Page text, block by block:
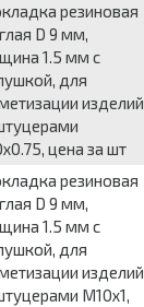
резиновая
D 9 мм,
1.5 мм с
для
изделий
цена за шт
резиновая
D 9 мм,
1.5 мм с
для
изделий
М10х1,